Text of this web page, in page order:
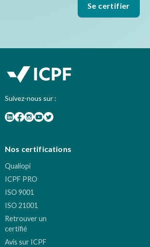
Se certifier
Suivez-nous sur :
Nos certifications
Qualiopi
ICPF PRO
ISO 9001
ISO 21001
Retrouver un
certifié
Avis sur ICPF